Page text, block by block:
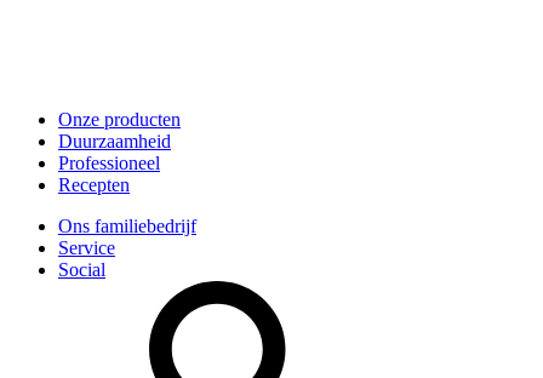
Onze producten
Duurzaamheid
Professioneel
Recepten
Ons familiebedrijf
Service
Social